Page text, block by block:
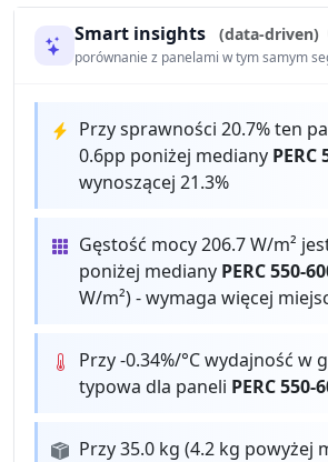
Smart insights (data-driven)
porównanie z panelami w tym samym
Przy sprawności 20.7% ten
0.6pp poniżej mediany PERC
wynoszącej 21.3%
Gęstość mocy 206.7 W/m²
poniżej mediany PERC 550-
W/m²) - wymaga więcej
Przy -0.34%/°C wydajność w
typowa dla paneli PERC 550-
Przy 35.0 kg (4.2 kg powyżej